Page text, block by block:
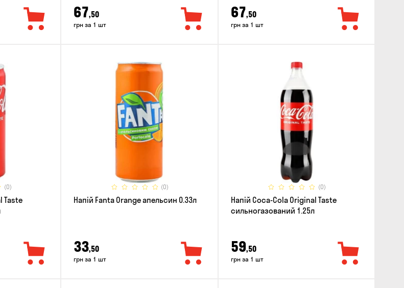
67,50
грн за 1 шт
67,50
грн за 1 шт
(0)
Taste
(0)
Напій Fanta Orange апельсин 0.33л
33,50
грн за 1 шт
(0)
Напій Coca-Cola Original Taste
сильногазований 1.25л
59,50
грн за 1 шт